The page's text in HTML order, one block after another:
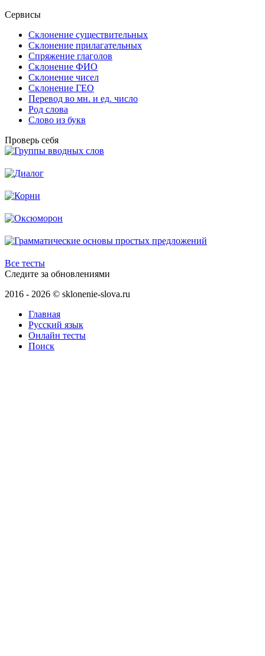
Сервисы
Склонение существительных
Склонение прилагательных
Спряжение глаголов
Склонение ФИО
Склонение чисел
Склонение ГЕО
Перевод во мн. и ед. число
Род слова
Слово из букв
Проверь себя
Все тесты
Следите за обновлениями
2016 - 2026 © sklonenie-slova.ru
Главная
Русский язык
Онлайн тесты
Поиск